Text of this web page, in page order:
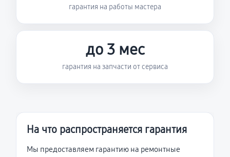
гарантия на работы мастера
до 3 мес
гарантия на запчасти от сервиса
На что распространяется гарантия
Мы предоставляем гарантию на ремонтные